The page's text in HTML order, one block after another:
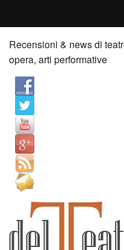
Home
Recensioni
Anticipazioni
News
Palazzi consiglia
Video
Chi siamo
Contatti
Recensioni & news di
opera, arti performative